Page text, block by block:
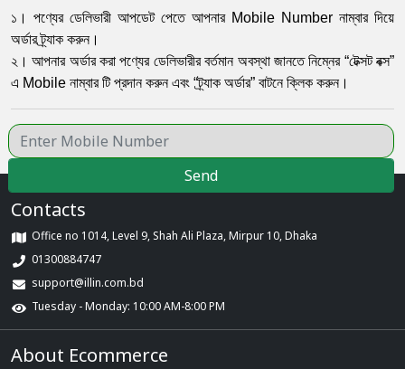
১। পণ্যের ডেলিভারী আপডেট পেতে আপনার Mobile Number নাম্বার দিয়ে
অর্ডার ট্র্যাক করুন।
২। আপনার অর্ডার করা পণ্যের ডেলিভারীর বর্তমান অবস্থা জানতে নিম্নের “টেক্সট বক্স”
এ Mobile নাম্বার টি প্রদান করুন এবং “ট্র্যাক অর্ডার” বাটনে ক্লিক করুন।
Send
Contacts
Office no 1014, Level 9, Shah Ali Plaza, Mirpur 10, Dhaka
01300884747
support@illin.com.bd
Tuesday - Monday: 10:00 AM-8:00 PM
About Ecommerce